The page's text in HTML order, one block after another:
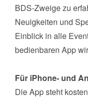
BDS-Zweige zu
Neuigkeiten und
Einblick in alle
bedienbaren App
Für iPhone- und
Die App steht